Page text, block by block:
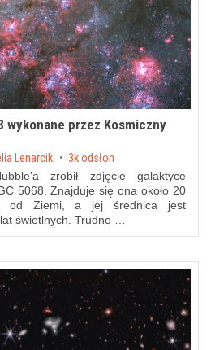
wykonane przez Kosmiczny
Lenarcik 3k odsłon
zrobił zdjęcie galaktyce
5068. Znajduje się ona około 20
od Ziemi, a jej średnica jest
świetlnych. Trudno …